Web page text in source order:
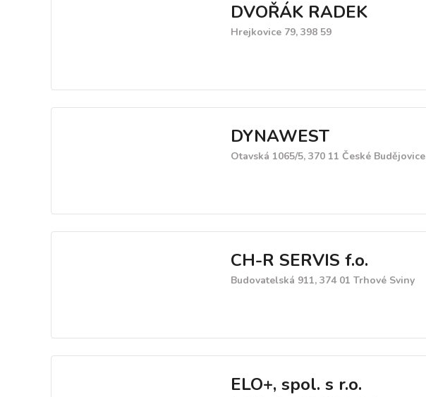
DVOŘÁK RADEK
Hrejkovice 79, 398 59
DYNAWEST
Otavská 1065/5, 370 11 České Budějovice
CH-R SERVIS f.o.
Budovatelská 911, 374 01 Trhové Sviny
ELO+, spol. s r.o.